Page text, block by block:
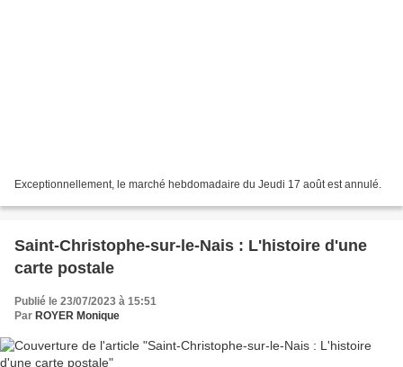
Exceptionnellement, le marché hebdomadaire du Jeudi 17 août est annulé.
Saint-Christophe-sur-le-Nais : L'histoire d'une
carte postale
Publié le 23/07/2023 à 15:51
Par ROYER Monique